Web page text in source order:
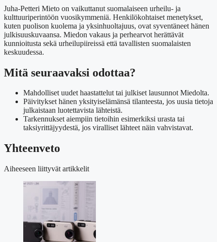
Juha-Petteri Mieto on vaikuttanut suomalaiseen urheilu- ja
kulttuuriperintöön vuosikymmeniä. Henkilökohtaiset menetykset,
kuten puolison kuolema ja yksinhuoltajuus, ovat syventäneet hänen
julkisuuskuvaansa. Miedon vakaus ja perhearvot herättävät
kunnioitusta sekä urheilupiireissä että tavallisten suomalaisten
keskuudessa.
Mitä seuraavaksi odottaa?
Mahdolliset uudet haastattelut tai julkiset lausunnot Miedolta.
Päivitykset hänen yksityiselämänsä tilanteesta, jos uusia tietoja
julkaistaan luotettavista lähteistä.
Tarkennukset aiempiin tietoihin esimerkiksi urasta tai
taksiyrittäjyydestä, jos viralliset lähteet näin vahvistavat.
Yhteenveto
Aiheeseen liittyvät artikkelit